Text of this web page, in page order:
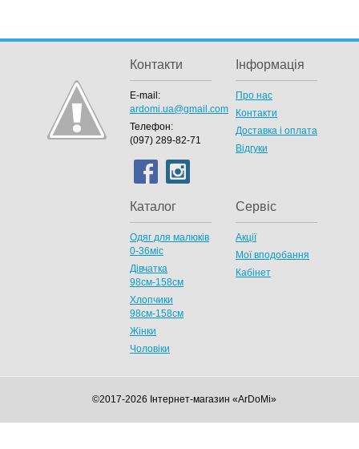
Контакти
E-mail:
ardomi.ua@gmail.com
Телефон:
(097) 289-82-71
Інформація
Про нас
Контакти
Доставка і оплата
Відгуки
Каталог
Одяг для малюків
0-36міс
Дівчатка
98cм-158см
Хлопчики
98см-158см
Жінки
Чоловіки
Сервіс
Акції
Мої вподобання
Кабінет
©2017-2026 Інтернет-магазин «ArDoMi»